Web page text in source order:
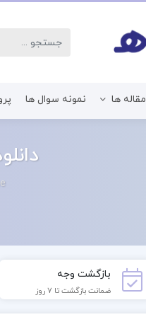
مقاله ها نمونه سوال ها
بازگشت وجه
ضمانت بازگشت تا 7 روز